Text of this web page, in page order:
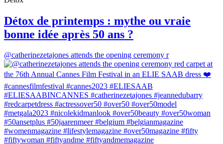
Détox de printemps : mythe ou vraie
bonne idée après 50 ans ?
@catherinezetajones attends the opening ceremony r